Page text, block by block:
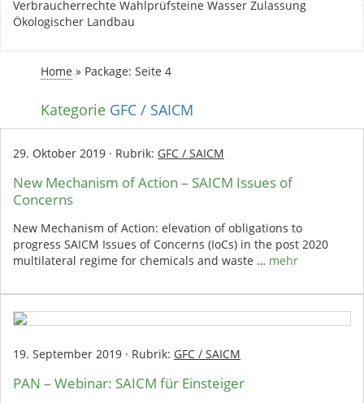
Verbraucherrechte Wahlprüfsteine Wasser Zulassung
Ökologischer Landbau
Home » Package: Seite 4
Kategorie GFC / SAICM
29. Oktober 2019 · Rubrik: GFC / SAICM
New Mechanism of Action – SAICM Issues of
Concerns
New Mechanism of Action: elevation of obligations to
progress SAICM Issues of Concerns (IoCs) in the post 2020
multilateral regime for chemicals and waste … mehr
19. September 2019 · Rubrik: GFC / SAICM
PAN – Webinar: SAICM für Einsteiger